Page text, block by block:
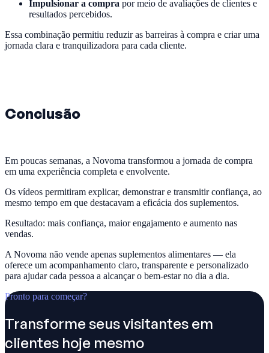
Impulsionar a compra por meio de avaliações de clientes e
resultados percebidos.
Essa combinação permitiu reduzir as barreiras à compra e criar uma
jornada clara e tranquilizadora para cada cliente.
Conclusão
Em poucas semanas, a Novoma transformou a jornada de compra
em uma experiência completa e envolvente.
Os vídeos permitiram explicar, demonstrar e transmitir confiança, ao
mesmo tempo em que destacavam a eficácia dos suplementos.
Resultado: mais confiança, maior engajamento e aumento nas
vendas.
A Novoma não vende apenas suplementos alimentares — ela
oferece um acompanhamento claro, transparente e personalizado
para ajudar cada pessoa a alcançar o bem-estar no dia a dia.
Pronto para começar?
Transforme seus visitantes em
clientes hoje mesmo